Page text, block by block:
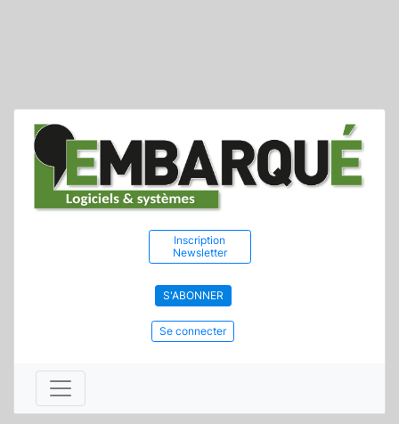
Inscription
Newsletter
S'ABONNER
Se connecter